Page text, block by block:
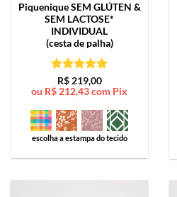
Piquenique SEM GLÚTEN &
SEM LACTOSE*
INDIVIDUAL
(cesta de palha)
Avaliação5
de 5
R$219,00
ou R$ 212,43com Pix
escolha a estampa do tecido